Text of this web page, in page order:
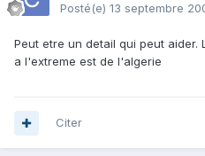
Posté(e) 13 septembre
Peut etre un detail qui peut aider.
a l'extreme est de l'algerie
Citer